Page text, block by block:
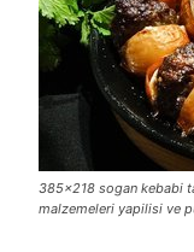
385×218 sogan kebabi
malzemeleri yapilisi ve